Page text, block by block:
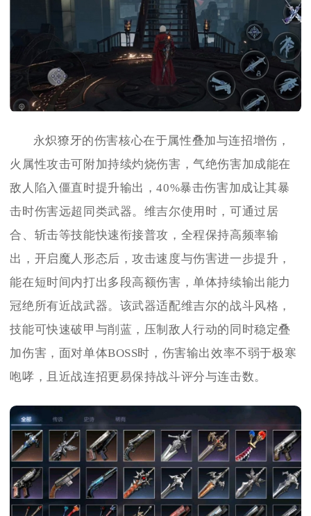
永炽獠牙的伤害核心在于属性叠加与连招增伤，
火属性攻击可附加持续灼烧伤害，气绝伤害加成能在
敌人陷入僵直时提升输出，40%暴击伤害加成让其暴
击时伤害远超同类武器。维吉尔使用时，可通过居
合、斩击等技能快速衔接普攻，全程保持高频率输
出，开启魔人形态后，攻击速度与伤害进一步提升，
能在短时间内打出多段高额伤害，单体持续输出能力
冠绝所有近战武器。该武器适配维吉尔的战斗风格，
技能可快速破甲与削蓝，压制敌人行动的同时稳定叠
加伤害，面对单体BOSS时，伤害输出效率不弱于极寒
咆哮，且近战连招更易保持战斗评分与连击数。